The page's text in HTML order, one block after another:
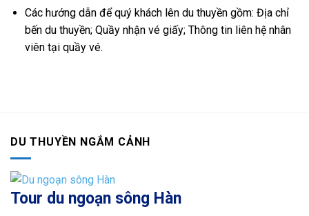
Các hướng dẫn để quý khách lên du thuyền gồm: Địa chỉ
bến du thuyền; Quầy nhận vé giấy; Thông tin liên hệ nhân
viên tại quầy vé.
DU THUYỀN NGẮM CẢNH
Tour du ngoạn sông Hàn